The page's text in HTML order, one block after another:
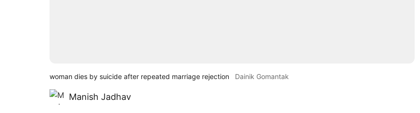
woman dies by suicide after repeated marriage rejection Dainik Gomantak
Manish Jadhav